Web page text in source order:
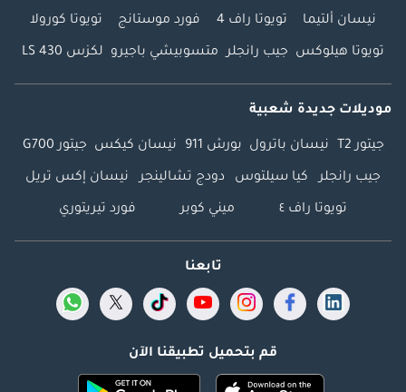
نيسان ألتيما تويوتا راف 4 فورد موستانج تويوتا كورولا
تويوتا هيلوكس جيب رانجلر متسوبيشي باجيرو لكزس LS 430
موديلات جديدة شعبية
جيتور T2 نيسان باترول بورش 911 نيسان كيكس جيتور G700
جيب رانجلر كيا سيلتوس دودج تشالينجر نيسان إكس تريل
تويوتا راف ٤ ميني كوبر فورد تيريتوري
تابعنا
قم بتحميل تطبيقنا الآن